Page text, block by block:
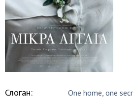
Слоган: One home, one